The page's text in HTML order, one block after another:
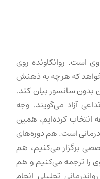
است. روانکاونده روی
که هر چه به ذهنش
سانسور بیان کند.
آزاد می‌گویند. وجه
انتخاب کرده‌ایم، همین
است. هم دوره‌های
برگزار می‌کنیم، هم
را ترجمه می‌کنیم و هم
تحلیلی انجام